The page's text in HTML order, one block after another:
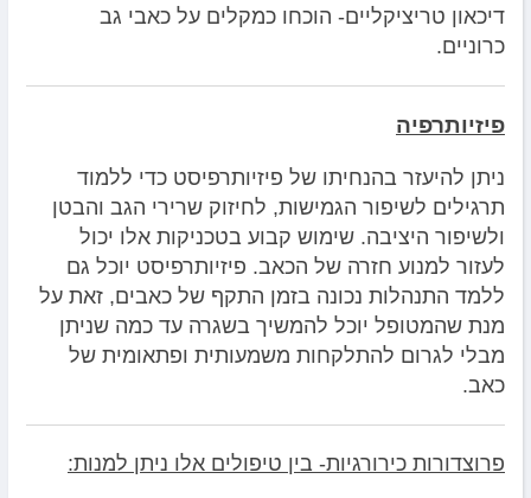
דיכאון טריציקליים- הוכחו כמקלים על כאבי גב
כרוניים.
פיזיותרפיה
ניתן להיעזר בהנחיתו של פיזיותרפיסט כדי ללמוד
תרגילים לשיפור הגמישות, לחיזוק שרירי הגב והבטן
ולשיפור היציבה. שימוש קבוע בטכניקות אלו יכול
לעזור למנוע חזרה של הכאב. פיזיותרפיסט יוכל גם
ללמד התנהלות נכונה בזמן התקף של כאבים, זאת על
מנת שהמטופל יוכל להמשיך בשגרה עד כמה שניתן
מבלי לגרום להתלקחות משמעותית ופתאומית של
כאב.
פרוצדורות כירורגיות- בין טיפולים אלו ניתן למנות: